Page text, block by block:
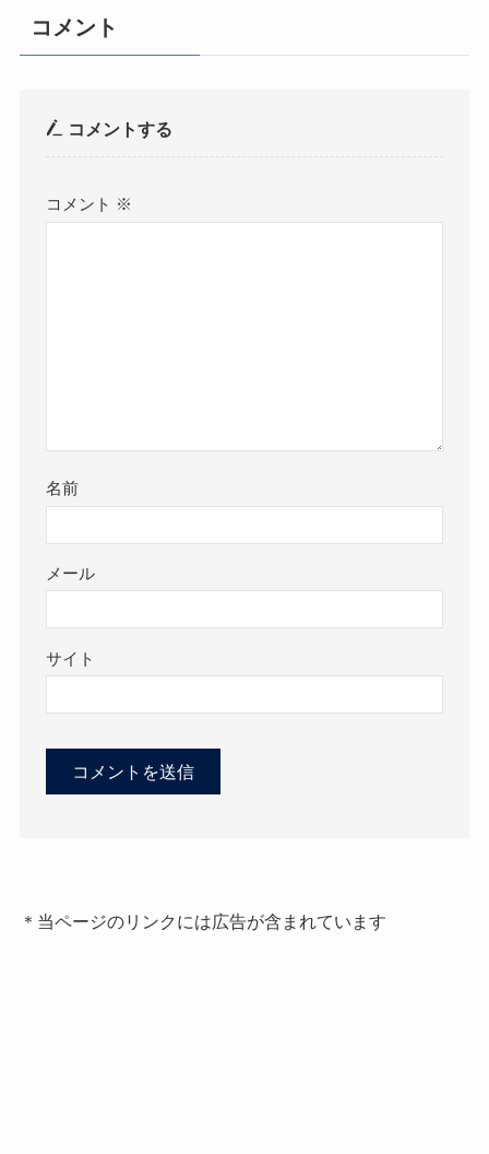
コメント
コメントする
コメント ※
名前
メール
サイト
＊当ページのリンクには広告が含まれています